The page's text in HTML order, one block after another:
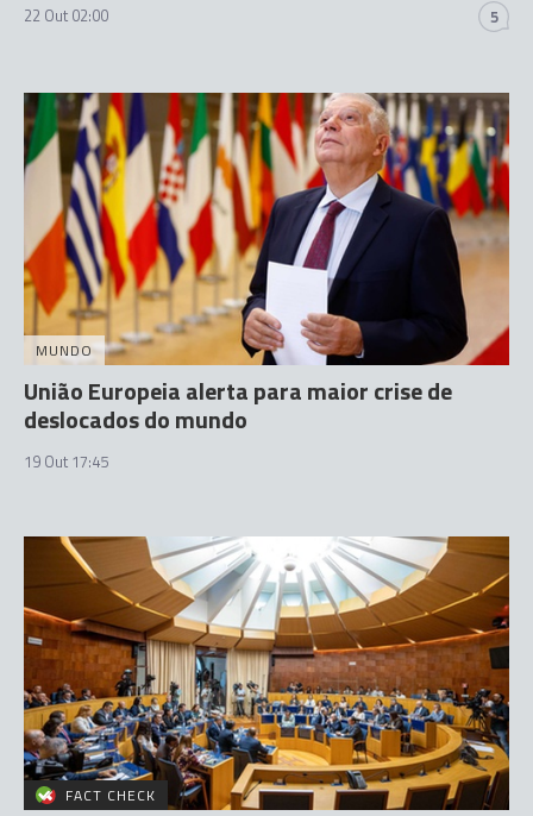
22 Out 02:00 5
MUNDO
União Europeia alerta para maior crise de
deslocados do mundo
19 Out 17:45
FACT CHECK